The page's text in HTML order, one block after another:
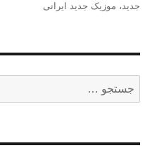
جدید، موزیک جدید ایرانی
برای: